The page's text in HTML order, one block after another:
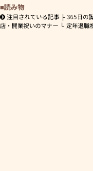
読み物
注目されている記事 365日の
店・開業祝いのマナー
定年退職